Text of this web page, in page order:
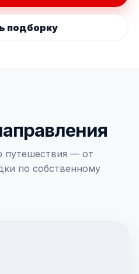
подборку
путешествия — от
по собственному